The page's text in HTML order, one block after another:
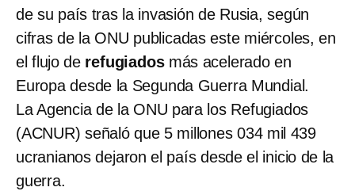
de su país tras la invasión de Rusia, según
cifras de la ONU publicadas este miércoles, en
el flujo de refugiados más acelerado en
Europa desde la Segunda Guerra Mundial.
La Agencia de la ONU para los Refugiados
(ACNUR) señaló que 5 millones 034 mil 439
ucranianos dejaron el país desde el inicio de la
guerra.